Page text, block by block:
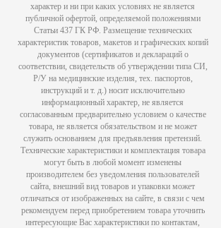
характер и ни при каких условиях не является
публичной офертой, определяемой положениями
Статьи 437 ГК РФ. Размещение технических
характеристик товаров, макетов и графических копий
документов (сертификатов и деклараций о
соответствии, свидетельств об утверждении типа СИ,
Р/У на медицинские изделия, тех. паспортов,
инструкций и т. д.) носит исключительно
информационный характер, не является
согласованным предварительно условием о качестве
товара, не является обязательством и не может
служить основанием для предъявления претензий.
Технические характеристики и комплектация товара
могут быть в любой момент изменены
производителем без уведомления пользователей
сайта, внешний вид товаров и упаковки может
отличаться от изображенных на сайте, в связи с чем
рекомендуем перед приобретением товара уточнить
интересующие Вас характеристики по контактам,